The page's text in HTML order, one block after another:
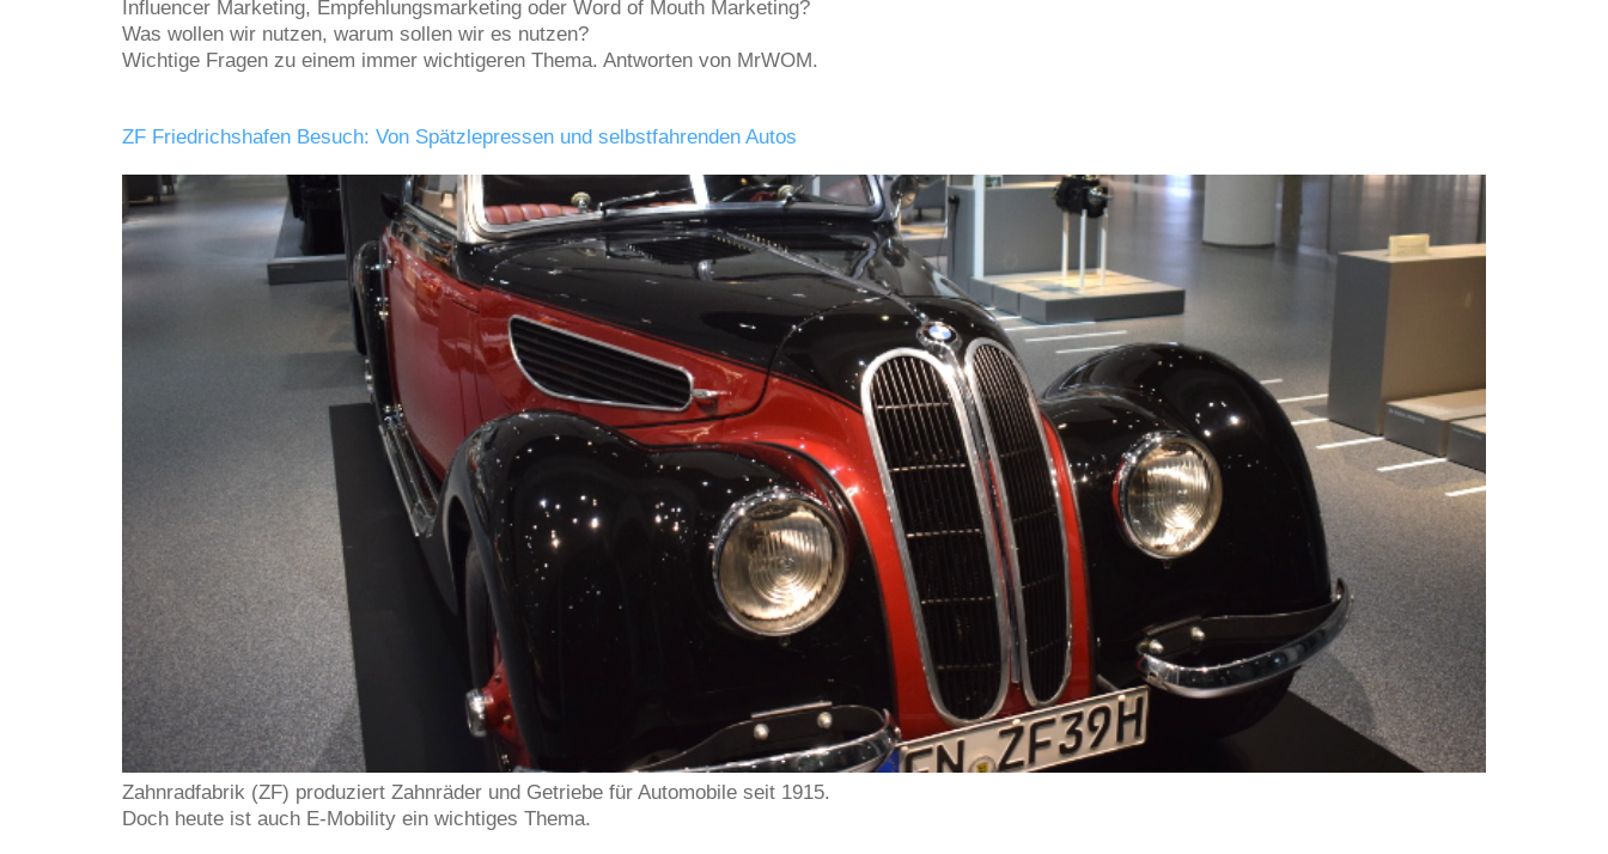
Influencer Marketing, Empfehlungsmarketing oder Word of Mouth Marketing?
Was wollen wir nutzen, warum sollen wir es nutzen?
Wichtige Fragen zu einem immer wichtigeren Thema. Antworten von MrWOM.
ZF Friedrichshafen Besuch: Von Spätzlepressen und selbstfahrenden Autos
Zahnradfabrik (ZF) produziert Zahnräder und Getriebe für Automobile seit 1915.
Doch heute ist auch E-Mobility ein wichtiges Thema.